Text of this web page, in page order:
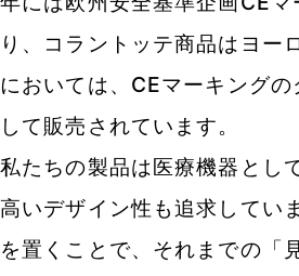
り、コラントッテ商品はヨー
においては、CEマーキングの
して販売されています。
私たちの製品は医療機器とし
高いデザイン性も追求してい
を置くことで、それまでの「